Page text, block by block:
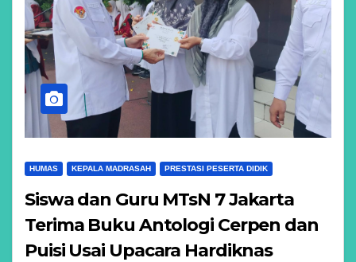
HUMAS KEPALA MADRASAH PRESTASI PESERTA DIDIK
Siswa dan Guru MTsN 7 Jakarta
Terima Buku Antologi Cerpen dan
Puisi Usai Upacara Hardiknas